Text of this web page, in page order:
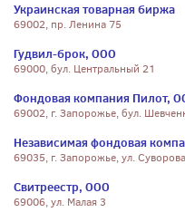
Украинская товарная биржа
69002, пр. Ленина 75
Гудвил-брок, ООО
69000, бул. Центральный 21
Фондовая компания Пилот,
69002, г. Запорожье, бул.
Независимая фондовая
69035, г. Запорожье, ул.
Свитреестр, ООО
69006, ул. Малая 3